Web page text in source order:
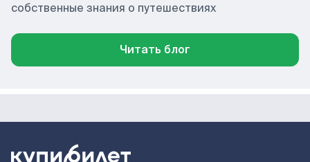
собственные знания о путешествиях
Читать блог